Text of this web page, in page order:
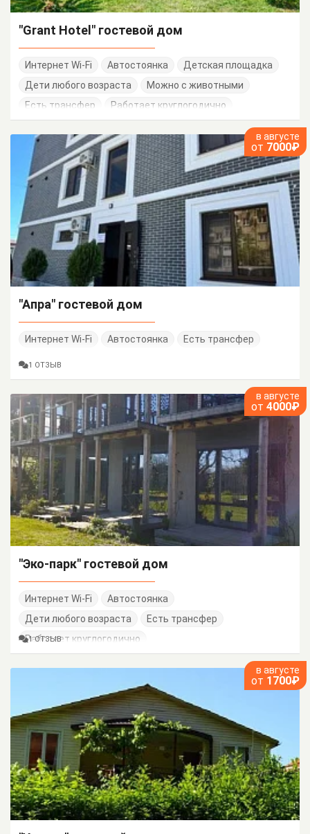
"Grant Hotel" гостевой дом
Интернет Wi-Fi Автостоянка
Детская площадка
Дети любого возраста
Можно с животными
Есть трансфер
Работает круглогодично
в августе
от 7000₽
"Апра" гостевой дом
Интернет Wi-Fi Автостоянка Есть трансфер
1 ОТЗЫВ
в августе
от 4000₽
"Эко-парк" гостевой дом
Интернет Wi-Fi
Автостоянка
Дети любого возраста
Есть трансфер
Работает круглогодично
1 ОТЗЫВ
в августе
от 1700₽